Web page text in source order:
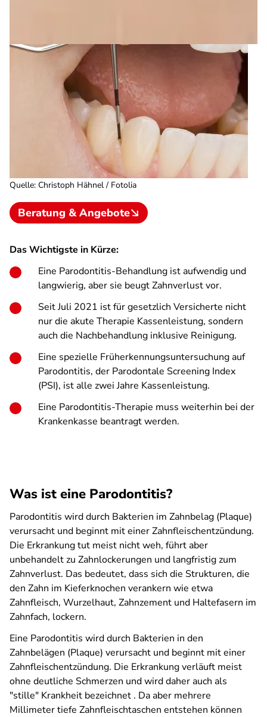
Quelle: Christoph Hähnel / Fotolia
Beratung & Angebote
Das Wichtigste in Kürze:
Eine Parodontitis-Behandlung ist aufwendig und
langwierig, aber sie beugt Zahnverlust vor.
Seit Juli 2021 ist für gesetzlich Versicherte nicht
nur die akute Therapie Kassenleistung, sondern
auch die Nachbehandlung inklusive Reinigung.
Eine spezielle Früherkennungsuntersuchung auf
Parodontitis, der Parodontale Screening Index
(PSI), ist alle zwei Jahre Kassenleistung.
Eine Parodontitis-Therapie muss weiterhin bei der
Krankenkasse beantragt werden.
Was ist eine Parodontitis?
Parodontitis wird durch Bakterien im Zahnbelag (Plaque)
verursacht und beginnt mit einer Zahnfleischentzündung.
Die Erkrankung tut meist nicht weh, führt aber
unbehandelt zu Zahnlockerungen und langfristig zum
Zahnverlust. Das bedeutet, dass sich die Strukturen, die
den Zahn im Kieferknochen verankern wie etwa
Zahnfleisch, Wurzelhaut, Zahnzement und Haltefasern im
Zahnfach, lockern.
Eine Parodontitis wird durch Bakterien in den
Zahnbelägen (Plaque) verursacht und beginnt mit einer
Zahnfleischentzündung. Die Erkrankung verläuft meist
ohne deutliche Schmerzen und wird daher auch als
"stille" Krankheit bezeichnet . Da aber mehrere
Millimeter tiefe Zahnfleischtaschen entstehen können